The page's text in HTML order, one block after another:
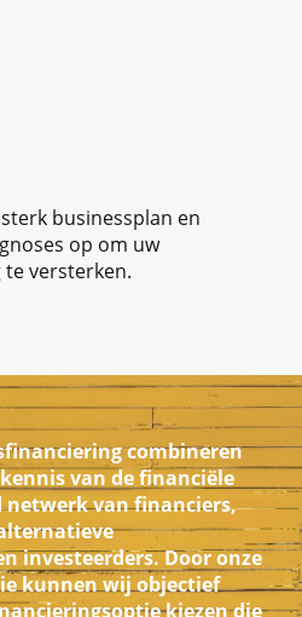
businessplan en
op om uw
versterken.
combineren
van de financiële
netwerk van financiers,
investeerders. Door onze
kunnen wij objectief
kiezen die